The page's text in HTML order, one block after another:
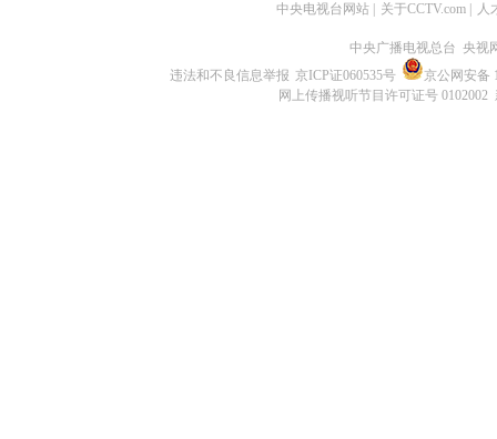
中央电视台网站 关于CCTV.com 人
中央广播电视总台 央视
违法和不良信息举报 京ICP证060535号
京公网安备
网上传播视听节目许可证号 0102002